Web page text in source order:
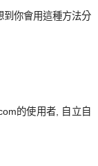
你會用這種方法分
的使用者, 自立自